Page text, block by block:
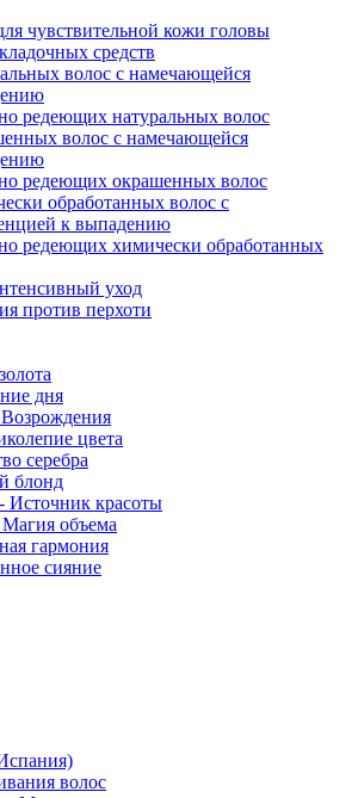
чувствительной кожи головы
средств
волос с намечающейся
редеющих натуральных волос
волос с намечающейся
редеющих окрашенных волос
обработанных волос с
к выпадению
редеющих химически обработанных
уход
против перхоти
дня
цвета
серебра
блонд
Источник красоты
объема
гармония
сияние
волос